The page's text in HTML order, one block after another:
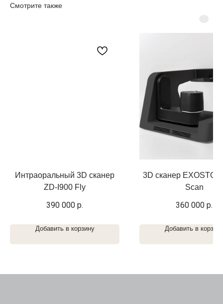
Смотрите также
Интраоральный 3D сканер
ZD-I900 Fly
390 000 р.
Добавить в корзину
3D сканер
Scan
360 000 р.
Добавить в